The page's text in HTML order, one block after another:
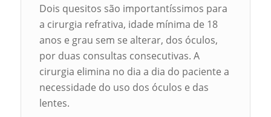
Dois quesitos são importantíssimos para
a cirurgia refrativa, idade mínima de 18
anos e grau sem se alterar, dos óculos,
por duas consultas consecutivas. A
cirurgia elimina no dia a dia do paciente a
necessidade do uso dos óculos e das
lentes.